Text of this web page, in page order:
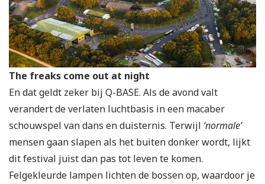
The freaks come out at night
En dat geldt zeker bij Q-BASE. Als de avond valt
verandert de verlaten luchtbasis in een macaber
schouwspel van dans en duisternis. Terwijl ‘normale’
mensen gaan slapen als het buiten donker wordt, lijkt
dit festival juist dan pas tot leven te komen.
Felgekleurde lampen lichten de bossen op, waardoor je